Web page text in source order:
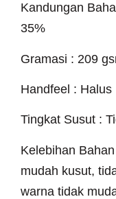
Kandungan
35%
Gramasi : 209
Handfeel : Halus
Tingkat Susut :
Kelebihan
mudah kusut,
warna tidak